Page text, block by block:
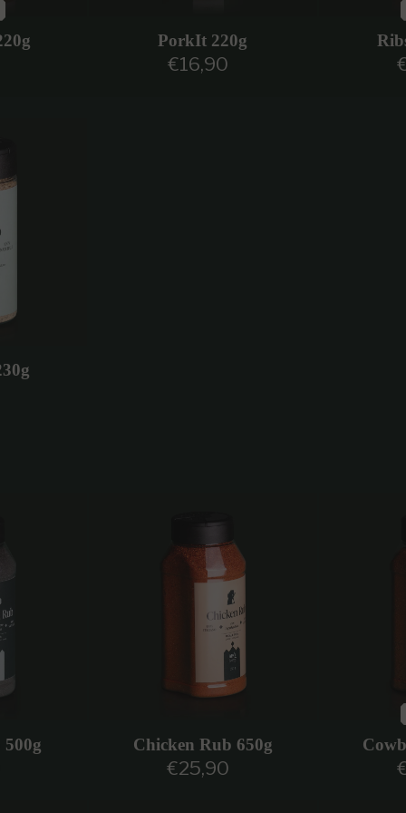
PorkIt 220g
Prezzo regolare
€16,90
Chicken Rub 650g
Prezzo regolare
€25,90